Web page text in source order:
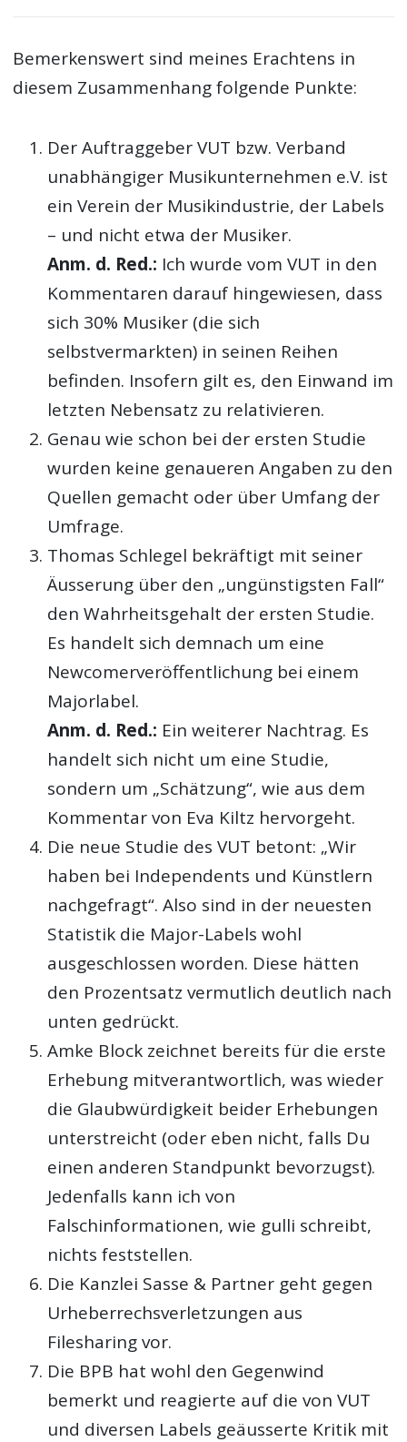
Bemerkenswert sind meines Erachtens in
diesem Zusammenhang folgende Punkte:
Der Auftraggeber VUT bzw. Verband
unabhängiger Musikunternehmen e.V. ist
ein Verein der Musikindustrie, der Labels
– und nicht etwa der Musiker.
Anm. d. Red.: Ich wurde vom VUT in den
Kommentaren darauf hingewiesen, dass
sich 30% Musiker (die sich
selbstvermarkten) in seinen Reihen
befinden. Insofern gilt es, den Einwand im
letzten Nebensatz zu relativieren.
Genau wie schon bei der ersten Studie
wurden keine genaueren Angaben zu den
Quellen gemacht oder über Umfang der
Umfrage.
Thomas Schlegel bekräftigt mit seiner
Äusserung über den „ungünstigsten Fall“
den Wahrheitsgehalt der ersten Studie.
Es handelt sich demnach um eine
Newcomerveröffentlichung bei einem
Majorlabel.
Anm. d. Red.: Ein weiterer Nachtrag. Es
handelt sich nicht um eine Studie,
sondern um „Schätzung“, wie aus dem
Kommentar von Eva Kiltz hervorgeht.
Die neue Studie des VUT betont: „Wir
haben bei Independents und Künstlern
nachgefragt“. Also sind in der neuesten
Statistik die Major-Labels wohl
ausgeschlossen worden. Diese hätten
den Prozentsatz vermutlich deutlich nach
unten gedrückt.
Amke Block zeichnet bereits für die erste
Erhebung mitverantwortlich, was wieder
die Glaubwürdigkeit beider Erhebungen
unterstreicht (oder eben nicht, falls Du
einen anderen Standpunkt bevorzugst).
Jedenfalls kann ich von
Falschinformationen, wie gulli schreibt,
nichts feststellen.
Die Kanzlei Sasse & Partner geht gegen
Urheberrechsverletzungen aus
Filesharing vor.
Die BPB hat wohl den Gegenwind
bemerkt und reagierte auf die von VUT
und diversen Labels geäusserte Kritik mit